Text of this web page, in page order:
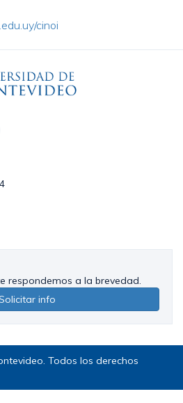
cinoi
respondemos a la brevedad.
info
Todos los derechos